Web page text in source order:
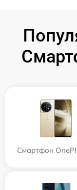
Смартфон